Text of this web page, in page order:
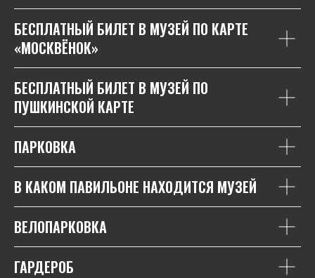
БЕСПЛАТНЫЙ БИЛЕТ В МУЗЕЙ ПО КАРТЕ
«МОСКВЁНОК»
БЕСПЛАТНЫЙ БИЛЕТ В МУЗЕЙ ПО
ПУШКИНСКОЙ КАРТЕ
ПАРКОВКА
В КАКОМ ПАВИЛЬОНЕ НАХОДИТСЯ МУЗЕЙ
ВЕЛОПАРКОВКА
ГАРДЕРОБ